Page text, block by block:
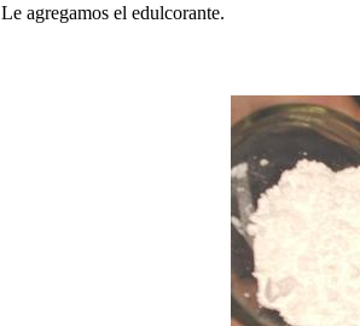
Le agregamos el edulcorante.